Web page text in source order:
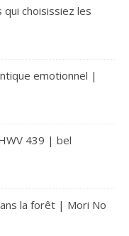
qui choisissiez les
emotionnel |
439 | bel
la forêt | Mori No